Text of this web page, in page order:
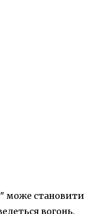
може становити
вогонь.